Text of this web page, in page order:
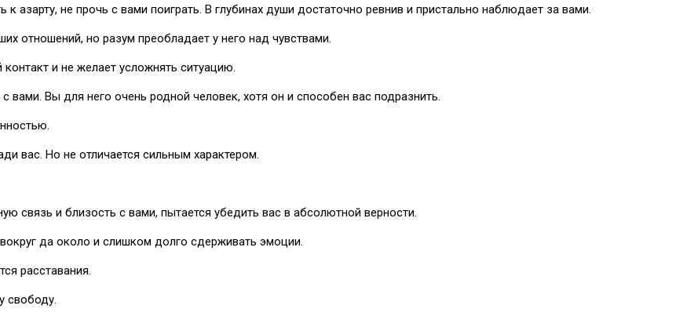
к азарту, не прочь с вами поиграть. В глубинах души достаточно ревнив и пристально наблюдает за вами.
отношений, но разум преобладает у него над чувствами.
и не желает усложнять ситуацию.
вами. Вы для него очень родной человек, хотя он и способен вас подразнить.
вас. Но не отличается сильным характером.
связь и близость с вами, пытается убедить вас в абсолютной верности.
да около и слишком долго сдерживать эмоции.
расставания.
свободу.